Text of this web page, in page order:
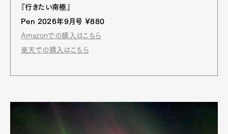
『行きたい南極』
Pen 2026年9月号 ¥880
Amazonでの購入はこちら
楽天での購入はこちら